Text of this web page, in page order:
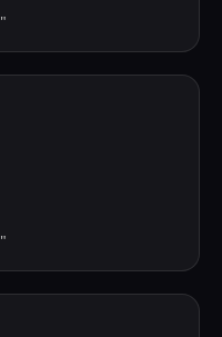
"
"